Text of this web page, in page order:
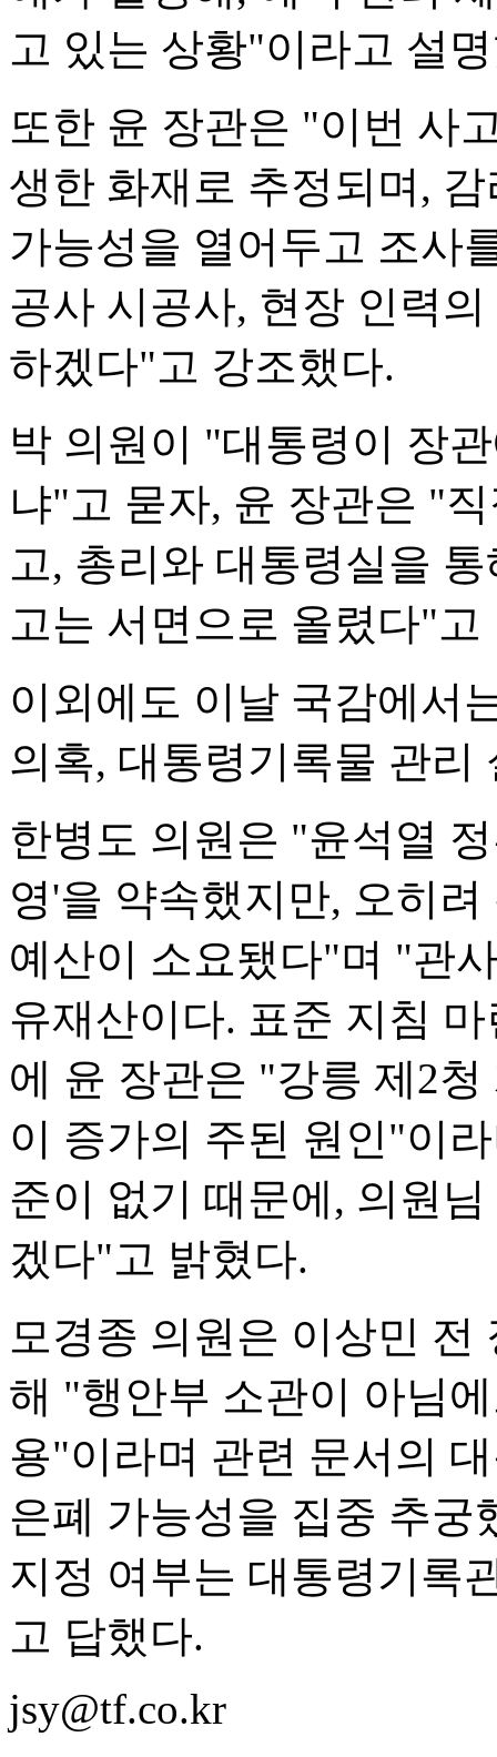
고 있는 상황"이라고 설
또한 윤 장관은 "이번 사
생한 화재로 추정되며,
가능성을 열어두고 조사
공사 시공사, 현장 인력
하겠다"고 강조했다.
박 의원이 "대통령이 장
냐"고 묻자, 윤 장관은 "
고, 총리와 대통령실을
고는 서면으로 올렸다"고
이외에도 이날 국감에서
의혹, 대통령기록물 관리
한병도 의원은 "윤석열
영'을 약속했지만, 오히
예산이 소요됐다"며 "관
유재산이다. 표준 지침
에 윤 장관은 "강릉 제2
이 증가의 주된 원인"이
준이 없기 때문에, 의원
겠다"고 밝혔다.
모경종 의원은 이상민 전
해 "행안부 소관이 아님
용"이라며 관련 문서의
은폐 가능성을 집중 추궁
지정 여부는 대통령기록
고 답했다.
jsy@tf.co.kr